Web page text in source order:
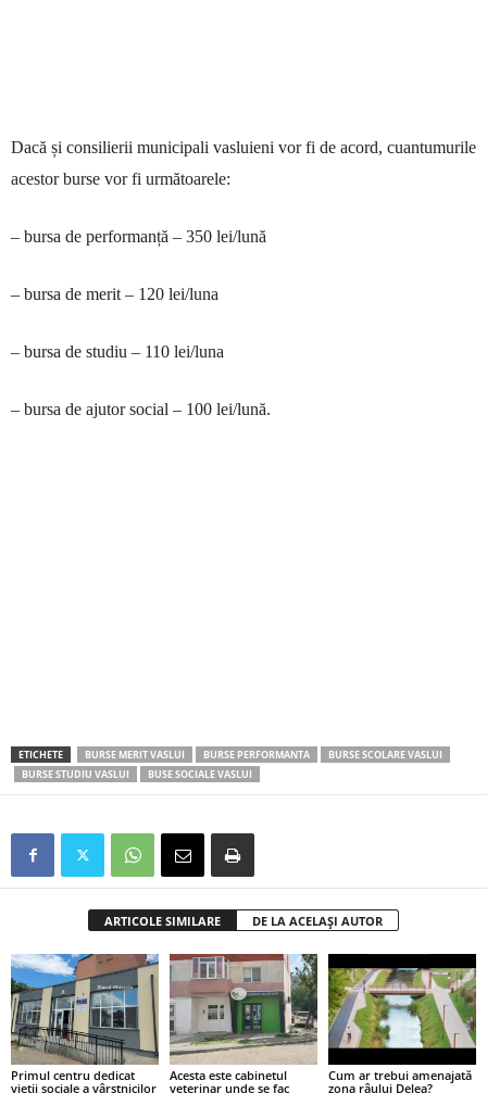
Dacă și consilierii municipali vasluieni vor fi de acord, cuantumurile
acestor burse vor fi următoarele:
– bursa de performanță – 350 lei/lună
– bursa de merit – 120 lei/luna
– bursa de studiu – 110 lei/luna
– bursa de ajutor social – 100 lei/lună.
ETICHETE BURSE MERIT VASLUI BURSE PERFORMANTA
BURSE SCOLARE VASLUI
BURSE STUDIU VASLUI
BUSE SOCIALE VASLUI
ARTICOLE SIMILARE DE LA ACELAȘI AUTOR
Primul centru dedicat
vieții sociale a vârstnicilor
Acesta este cabinetul
veterinar unde se fac
Cum ar trebui amenajată
zona râului Delea?